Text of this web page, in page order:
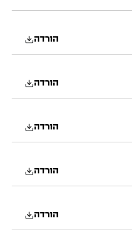
הורדה
הורדה
הורדה
הורדה
הורדה